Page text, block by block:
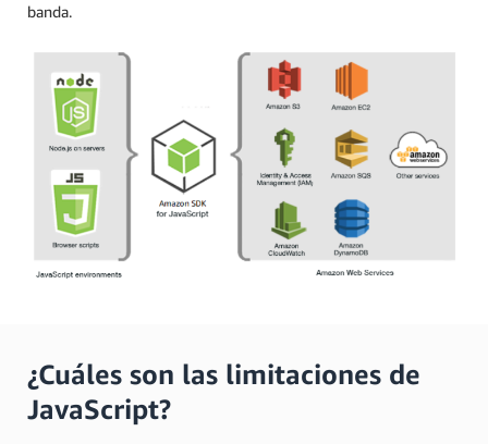
banda.
¿Cuáles son las limitaciones de
JavaScript?